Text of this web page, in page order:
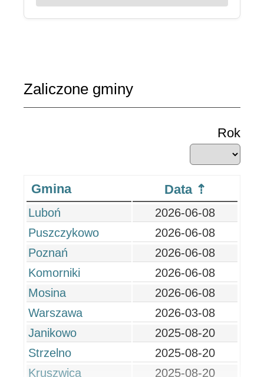
Zaliczone gminy
Rok
Gmina Data
Luboń
2026-06-08
Puszczykowo
2026-06-08
Poznań
2026-06-08
Komorniki
2026-06-08
Mosina
2026-06-08
Warszawa
2026-03-08
Janikowo
2025-08-20
Strzelno
2025-08-20
Kruszwica
2025-08-20